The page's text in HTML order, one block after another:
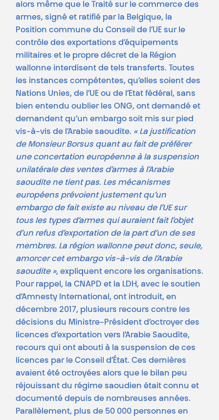
alors même que le Traité sur le commerce des
armes, signé et ratifié par la Belgique, la
Position commune du Conseil de l’UE sur le
contrôle des exportations d’équipements
militaires et le propre décret de la Région
wallonne interdisent de tels transferts. Toutes
les instances compétentes, qu’elles soient des
Nations Unies, de l’UE ou de l’Etat fédéral, sans
bien entendu oublier les ONG, ont demandé et
demandent qu’un embargo soit mis sur pied
vis-à-vis de l’Arabie saoudite. « La justification
de Monsieur Borsus quant au fait de préférer
une concertation européenne à la suspension
unilatérale des ventes d’armes à l’Arabie
saoudite ne tient pas. Les mécanismes
européens prévoient justement qu’un
embargo de fait existe au niveau de l’UE sur
tous les types d’armes qui auraient fait l’objet
d’un refus d’exportation de la part d’un de ses
membres. La région wallonne peut donc, seule,
amorcer cet embargo vis-à-vis de l’Arabie
saoudite », expliquent encore les organisations.
Pour rappel, la CNAPD et la LDH, avec le soutien
d’Amnesty International, ont introduit, en
décembre 2017, plusieurs recours contre les
décisions du Ministre-Président d’octroyer des
licences d’exportation vers l’Arabie Saoudite,
recours qui ont abouti à la suspension de ces
licences par le Conseil d’État. Ces dernières
avaient été octroyées alors que le bilan peu
réjouissant du régime saoudien était connu et
documenté depuis de nombreuses années.
Parallèlement, plus de 50 000 personnes en